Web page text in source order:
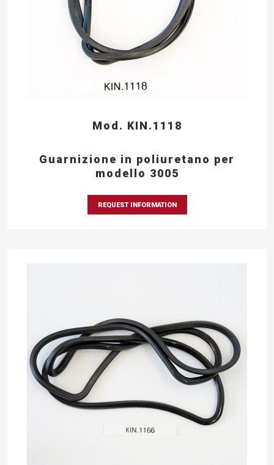
Mod. KIN.1118
Guarnizione in poliuretano per
modello 3005
REQUEST INFORMATION